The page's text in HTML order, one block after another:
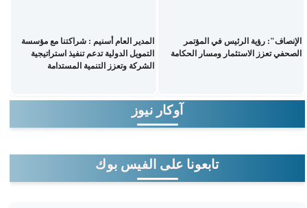
الإنصاف": رؤية الرئيس في المؤتمر
الصحفي تعزز الاستثمار ومسار الحكامة
المدير العام أسنيم : شراكتنا مع مؤسسة
التمويل الدولية تدعم تنفيذ استراتيجية
الشركة وتعزز التنمية المستدامة
آوكار نيوز
تابعونا على الفيس بوك